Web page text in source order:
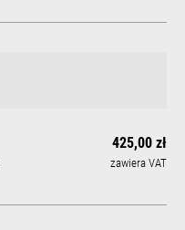
425,00 zł
zawiera VAT